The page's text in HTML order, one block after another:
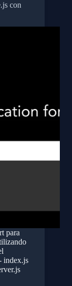
con
para